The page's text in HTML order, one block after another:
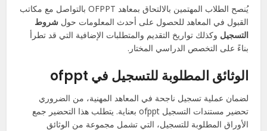
يُنصح الطلاب المهتمين بالالتحاق بمعاهد OFPPT بالتواصل مع مكاتب
القبول في المعاهد للحصول على أحدث المعلومات حولشروط
التسجيل وكذلك تواريخ التقديم والمتطلبات الإضافية التي قد تطرأ
بناءً على التخصص الدراسي المختار.
الوثائق المطلوبة للتسجيل في ofppt
لضمان عملية تسجيل ناجحة في المعاهد المهنية، من الضروري
تحضير مستندات التسجيل ofppt بعناية. يتطلب هذا التحضير جمع
الأوراق المطلوبة للتسجيل، التي تشمل مجموعة من الوثائق